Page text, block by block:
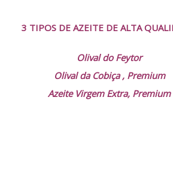
3 TIPOS DE AZEITE DE ALTA
Olival do Feytor
Olival da Cobiça , Premium
Azeite Virgem Extra, Premium